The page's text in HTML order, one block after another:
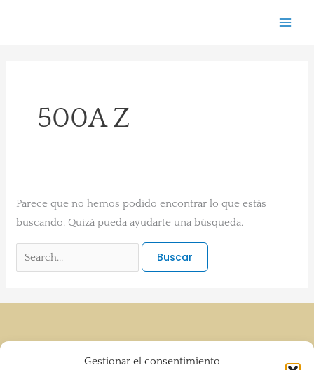
Gestionar el consentimiento
500A Z
Parece que no hemos podido encontrar lo que estás
buscando. Quizá pueda ayudarte una búsqueda.
Copyright © 2026 Hotel Paqui | Anito y Paqui SL |